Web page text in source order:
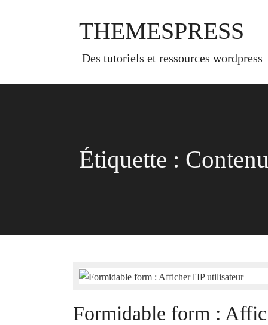
THEMESPRESS
des tutoriels et ressources wordpress
Étiquette :
Formidable form :